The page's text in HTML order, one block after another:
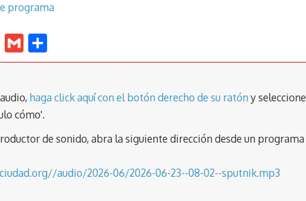
programa
E
m
l
G
m
l
o
p
tir
haga click aquí con el botón derecho de su ratóny
cómo'.
de sonido, abra la siguiente dirección desde un
audio/2026-06/2026-06-23--08-02--sputnik.mp3